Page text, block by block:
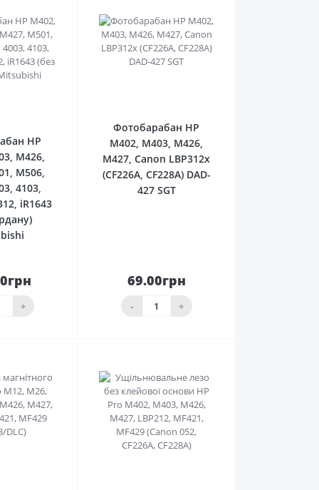
HP
M426,
M506,
4103,
iR1643
+
До
Фотобарабан HP
M402, M403, M426,
M427, Canon LBP312x
(CF226A, CF228A) DAD-
427 SGT
69.00грн
- +
кошика